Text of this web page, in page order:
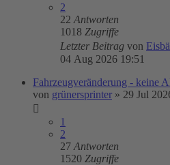
2
22 Antworten
1018 Zugriffe
Letzter Beitrag von
04 Aug 2026 19:51
Fahrzeugveränderung - keine
von grünersprinter » 29 Jul
1
2
27 Antworten
1520 Zugriffe